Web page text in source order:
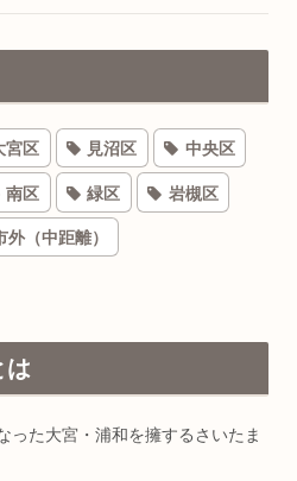
宮区 見沼区 中央区
南区 緑区 岩槻区
外（中距離）
は
った大宮・浦和を擁するさいたま